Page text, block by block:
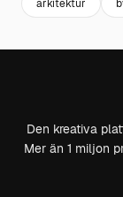
arkitektur
Den kreativa
Mer än 1 miljon